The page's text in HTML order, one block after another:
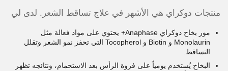
منتجات دوكراي هي الأشهر في علاج تساقط الشعر. لدى لي
مور بخاخ دوكراي Anaphase+ يحتوي على مواد فعالة مثل
Monolaurin و Biotin و Tocopherol التي تحفز نمو الشعر وتقلل
التساقط.
البخاخ يُستخدم يومياً على فروة الرأس بعد الاستحمام، ونتائجه تظهر